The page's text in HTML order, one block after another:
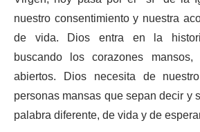
nuestro consentimiento y nuestra
de vida. Dios entra en la
buscando los corazones
abiertos. Dios necesita de
personas mansas que sepan decir y
palabra diferente, de vida y de